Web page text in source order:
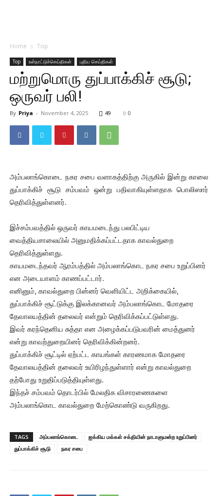
Home Top
Top உள்நாட்டுச்செய்திகள் புதிய செய்திகள்
மற்றுமொரு துப்பாக்கிச் சூடு;
ஒருவர் பலி!
By Priya - November 4, 2025 49 0
அம்பலாங்கொடை நகர சபை வளாகத்திற்கு அருகில் இன்று காலை
துப்பாக்கிச் சூடு சம்பவம் ஒன்று பதிவாகியுள்ளதாக பொலிஸார்
தெரிவித்துள்ளனர்.
இச்சம்பவத்தில் ஒருவர் காயமடைந்து பலபிட்டிய
வைத்தியசாலையில் அனுமதிக்கப்பட்டதாக காவல்துறை
தெரிவித்துள்ளது.
காயமடைந்தவர் ஆரம்பத்தில் அம்பலாங்கொட நகர சபை உறுப்பினர்
என அடையாளம் காணப்பட்டார்.
எனினும், காவல்துறை பின்னர் வெளியிட்ட அறிக்கையில்,
துப்பாக்கிச் சூட்டுக்கு இலக்கானவர் அம்பலாங்கொட மோதரை
தேவாலயத்தின் தலைவர் என்றும் தெரிவிக்கப்பட்டுள்ளது.
இவர் கரந்தெனிய சுத்தா என அழைக்கப்படுபவரின் மைத்துனர்
என்று காவற்துறையினர் தெரிவிக்கின்றனர்.
துப்பாக்கிச் சூட்டில் ஏற்பட்ட காயங்கள் காரணமாக மோதரை
தேவாலயத்தின் தலைவர் உயிரிழந்துள்ளார் என்று காவல்துறை
தற்போது உறுதிப்படுத்தியுள்ளது.
இந்தச் சம்பவம் தொடர்பில் மேலதிக விசாரணைகளை
அம்பலாங்கொட காவல்துறை மேற்கொண்டு வருகிறது.
TAGS அம்பலாங்கொடை
ஐக்கிய மக்கள் சக்தியின் நாடாளுமன்ற உறுப்பினர்
துப்பாக்கிச் சூடு
நகர சபை